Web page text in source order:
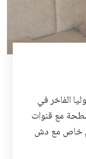
الفاخر في
مسطحة مع قنوات
خاص مع دش